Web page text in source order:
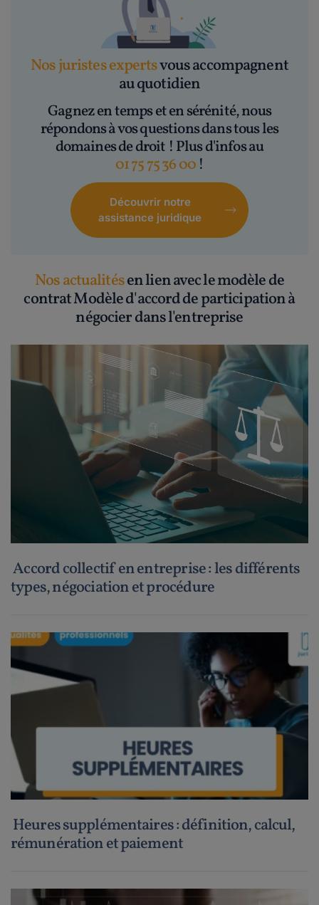
Nos juristes expertsvous accompagnent
au quotidien
Gagnez en temps et en sérénité, nous
répondons à vos questions dans tous les
domaines de droit ! Plus d'infos au
01 75 75 36 00 !
Découvrir notre
assistance juridique
Nos actualitésen lien avec le modèle de
contrat Modèle d'accord de participation à
négocier dans l'entreprise
Accord collectif en entreprise : les différents
types, négociation et procédure
Heures supplémentaires : définition, calcul,
rémunération et paiement